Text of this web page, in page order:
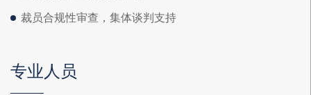
裁员合规性审查，集体谈判支持
专业人员